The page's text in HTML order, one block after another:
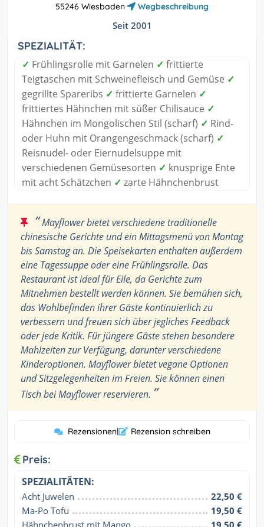
55246 Wiesbaden
Wegbeschreibung
Seit 2001
SPEZIALITÄT:
✓ Frühlingsrolle mit Garnelen ✓ frittierte
Teigtaschen mit Schweinefleisch und Gemüse ✓
gegrillte Spareribs ✓ frittierte Garnelen ✓
frittiertes Hähnchen mit süßer Chilisauce ✓
Hähnchen im Mongolischen Stil (scharf) ✓ Rind-
oder Huhn mit Orangengeschmack (scharf) ✓
Reisnudel- oder Eiernudelsuppe mit
verschiedenen Gemüsesorten ✓ knusprige Ente
mit acht Schätzchen ✓ zarte Hähnchenbrust
“Mayflower bietet verschiedene traditionelle
chinesische Gerichte und ein Mittagsmenü von Montag
bis Samstag an. Die Speisekarten enthalten außerdem
eine Tagessuppe oder eine Frühlingsrolle. Das
Restaurant ist ideal für Eile, da Gerichte zum
Mitnehmen bestellt werden können. Sie bemühen sich,
das Wohlbefinden ihrer Gäste kontinuierlich zu
verbessern und freuen sich über jegliches Feedback
oder jede Kritik. Für jüngere Gäste stehen besondere
Mahlzeiten zur Verfügung, darunter verschiedene
Kinderoptionen. Mayflower bietet vegane Optionen
und Sitzgelegenheiten im Freien. Sie können einen
Tisch bei Mayflower reservieren. ”
Rezensionen| Rezension schreiben
Preis:
SPEZIALITÄTEN:
Acht Juwelen
22,50 €
Ma-Po Tofu
19,50 €
Hähnchenbrust mit Mango
19,50 €